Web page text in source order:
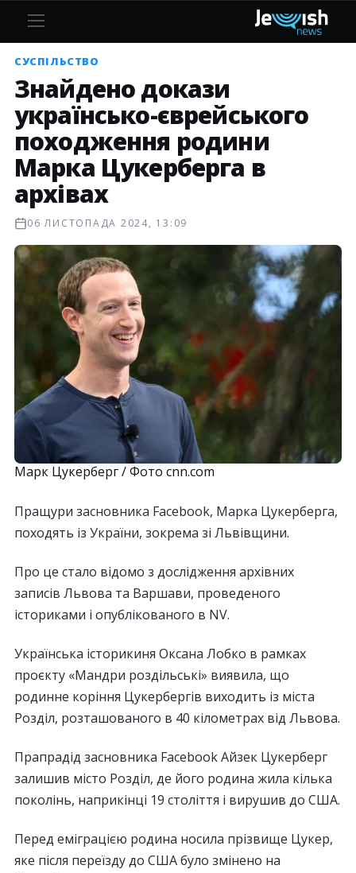
СУСПІЛЬСТВО
Знайдено докази
українсько-єврейського
походження родини
Марка Цукерберга в
архівах
06 ЛИСТОПАДА 2024, 13:09
Марк Цукерберг / Фото cnn.com
Пращури засновника Facebook, Марка Цукерберга,
походять із України, зокрема зі Львівщини.
Про це стало відомо з дослідження архівних
записів Львова та Варшави, проведеного
істориками і опублікованого в NV.
Українська історикиня Оксана Лобко в рамках
проєкту «Мандри роздільські» виявила, що
родинне коріння Цукербергів виходить із міста
Розділ, розташованого в 40 кілометрах від Львова.
Прапрадід засновника Facebook Айзек Цукерберг
залишив місто Розділ, де його родина жила кілька
поколінь, наприкінці 19 століття і вирушив до США.
Перед еміграцією родина носила прізвище Цукер,
яке після переїзду до США було змінено на